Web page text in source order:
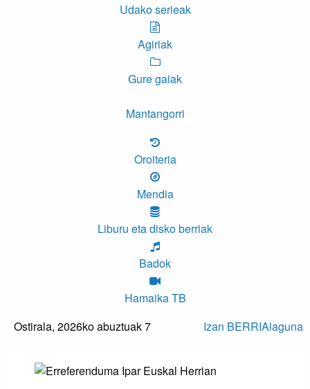
Udako serieak
Agiriak
Gure gaiak
Mantangorri
Oroiteria
Mendia
Liburu eta disko berriak
Badok
Hamaika TB
Ostirala, 2026ko abuztuak 7 Izan BERRIAlaguna